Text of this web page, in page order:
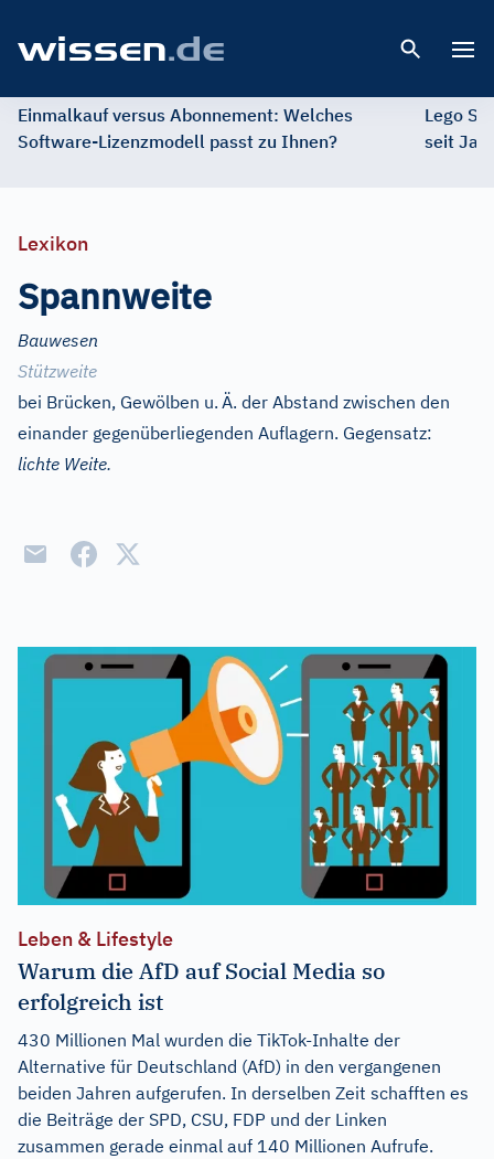
Einmalkauf versus Abonnement: Welches
Software-Lizenzmodell passt zu Ihnen?
Lego
seit
Lexikon
Spannweite
Bauwesen
Stützweite
bei Brücken, Gewölben u. Ä. der Abstand zwischen den
einander gegenüberliegenden Auflagern. Gegensatz:
lichte Weite.
Leben & Lifestyle
Warum die AfD auf Social Media so
erfolgreich ist
430 Millionen Mal wurden die TikTok-Inhalte der
Alternative für Deutschland (AfD) in den vergangenen
beiden Jahren aufgerufen. In derselben Zeit schafften es
die Beiträge der SPD, CSU, FDP und der Linken
zusammen gerade einmal auf 140 Millionen Aufrufe.